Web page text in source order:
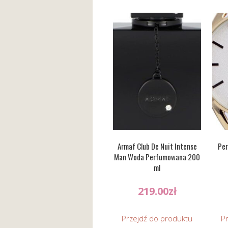
Armaf Club De Nuit Intense
Man Woda Perfumowana 200
ml
219.00zł
Przejdź do produktu